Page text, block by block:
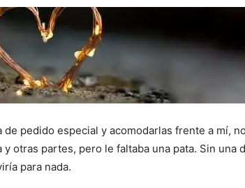
de pedido especial y acomodarlas frente a mí,
otras partes, pero le faltaba una pata. Sin una
para nada.